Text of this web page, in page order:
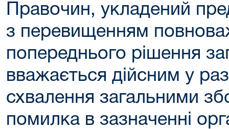
Правочин, укладений
з перевищенням
попереднього рішення
вважається дійсним у
схвалення загальними
помилка в зазначенні